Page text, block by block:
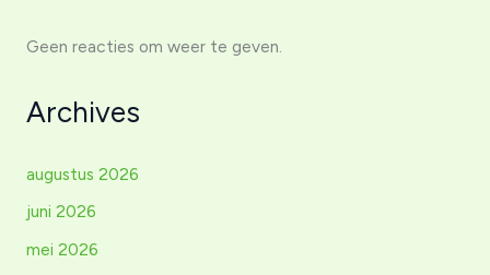
Geen reacties om weer te geven.
Archives
augustus 2026
juni 2026
mei 2026